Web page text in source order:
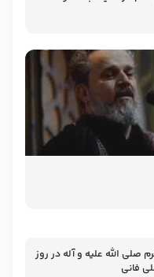
صلی الله علیه و آله در روز
فانی